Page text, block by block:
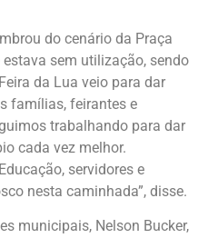
do cenário da Praça
sem utilização, sendo
da Lua veio para dar
famílias, feirantes e
trabalhando para dar
cada vez melhor.
servidores e
nesta caminhada”, disse.
municipais, Nelson Bucker,